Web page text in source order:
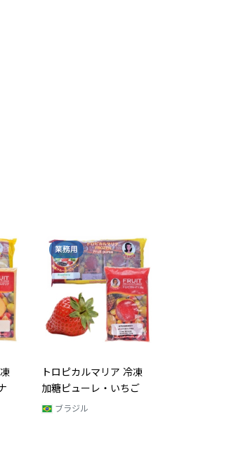
業務用
トロピカルマリア 冷凍
ポーション・ピューレ
（ブルーベリー）
ポーランド